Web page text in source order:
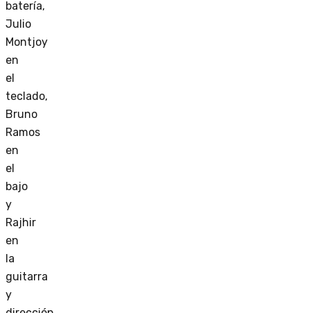
batería,
Julio
Montjoy
en
el
teclado,
Bruno
Ramos
en
el
bajo
y
Rajhir
en
la
guitarra
y